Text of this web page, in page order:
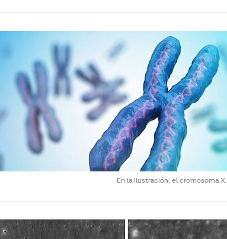
En la ilustración, el cromosoma X.